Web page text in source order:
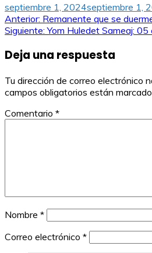
septiembre 1, 2024septiembre 1,
Navegación
entradas
Anterior: Remanente que se
Siguiente: Yom Huledet Sameaj:
Deja una respuesta
Tu dirección de correo electrónico
campos obligatorios están
Comentario *
Nombre *
Correo electrónico *